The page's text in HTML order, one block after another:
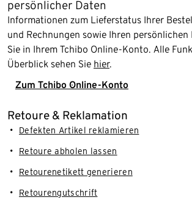
persönlicher Daten
Informationen zum Lieferstatus Ihrer
und Rechnungen sowie Ihren persönlichen
Sie in Ihrem Tchibo Online-Konto. Alle
Überblick sehen Sie hier.
Zum Tchibo Online-Konto
Retoure & Reklamation
Defekten Artikel reklamieren
Retoure abholen lassen
Retourenetikett generieren
Retourengutschrift